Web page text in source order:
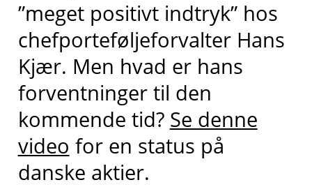
”meget positivt indtryk” hos
chefporteføljeforvalter Hans
Kjær. Men hvad er hans
forventninger til den
kommende tid? Se denne
video for en status på
danske aktier.